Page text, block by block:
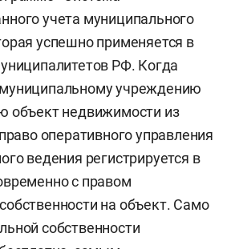
учета муниципального
успешно применяется в
РФ. Когда
учреждению
объект недвижимости из
оперативного управления
ведения регистрируется в
с правом
на объект. Само
собственности